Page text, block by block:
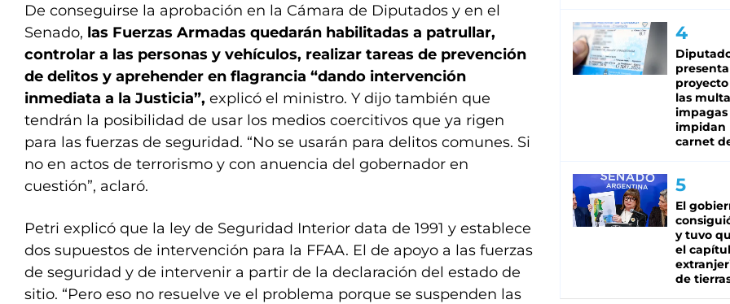
De conseguirse la aprobación en la Cámara de Diputados y en el
Senado, las Fuerzas Armadas quedarán habilitadas a patrullar,
controlar a las personas y vehículos, realizar tareas de prevención
de delitos y aprehender en flagrancia “dando intervención
inmediata a la Justicia”, explicó el ministro. Y dijo también que
tendrán la posibilidad de usar los medios coercitivos que ya rigen
para las fuerzas de seguridad. “No se usarán para delitos comunes. Si
no en actos de terrorismo y con anuencia del gobernador en
cuestión”, aclaró.
Petri explicó que la ley de Seguridad Interior data de 1991 y establece
dos supuestos de intervención para la FFAA. El de apoyo a las fuerzas
de seguridad y de intervenir a partir de la declaración del estado de
sitio. “Pero eso no resuelve ve el problema porque se suspenden las
las
impagas
impidan
carnet
El
y tuvo
el
de